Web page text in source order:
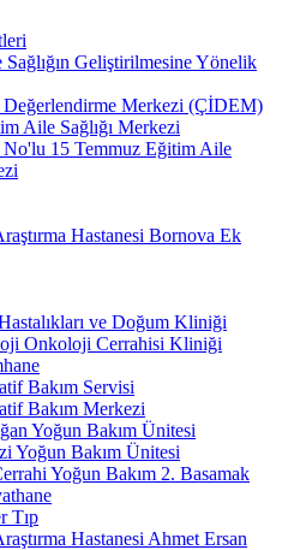
Geliştirilmesine Yönelik
Merkezi (ÇİDEM)
Aile Sağlığı Merkezi
No'lu 15 Temmuz Eğitim Aile
Hastanesi Bornova Ek
ve Doğum Kliniği
Onkoloji Cerrahisi Kliniği
Bakım Servisi
Bakım Merkezi
Yoğun Bakım Ünitesi
Yoğun Bakım Ünitesi
Yoğun Bakım 2. Basamak
Tıp
Hastanesi Ahmet Ersan